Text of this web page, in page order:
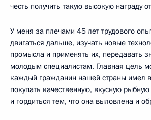
честь получить такую высокую награду
У меня за плечами 45 лет трудового
двигаться дальше, изучать новые
промысла и применять их, передавать
молодым специалистам. Главная цель
каждый гражданин нашей страны имел
покупать качественную, вкусную
и гордиться тем, что она выловлена и